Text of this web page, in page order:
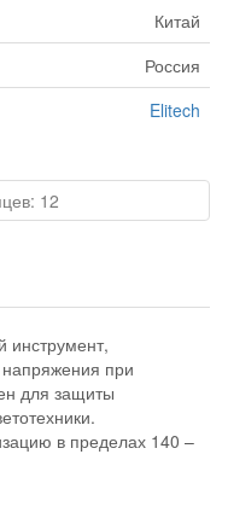
Китай
Россия
Elitech
12
инструмент,
при
для защиты
в пределах 140 –